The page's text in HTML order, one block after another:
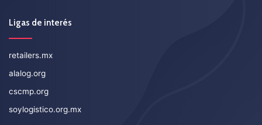
Ligas de interés
retailers.mx
alalog.org
cscmp.org
soylogistico.org.mx